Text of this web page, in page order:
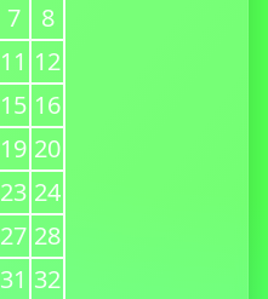
7
8
11 12
15 16
19 20
23 24
27 28
31 32